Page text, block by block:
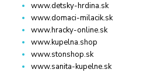
www.detsky-hrdina.sk
www.domaci-milacik.sk
www.hracky-online.sk
www.kupelna.shop
www.stonshop.sk
www.sanita-kupelne.sk